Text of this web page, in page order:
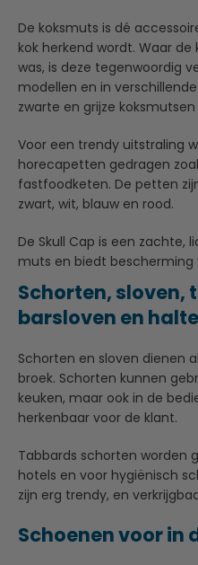
De koksmuts is dé
kok herkend wordt. Waar
was, is deze tegenwoordig
modellen en in
zwarte en grijze
Voor een trendy uitstraling
horecapetten gedragen
fastfoodketen. De petten
zwart, wit, blauw en rood.
De Skull Cap is een zachte,
muts en biedt
Schorten, sloven,
barsloven en
Schorten en sloven dienen
broek. Schorten kunnen
keuken, maar ook in de
herkenbaar voor de klant.
Tabbards schorten worden
hotels en voor hygiënisch
zijn erg trendy, en
Schoenen voor in